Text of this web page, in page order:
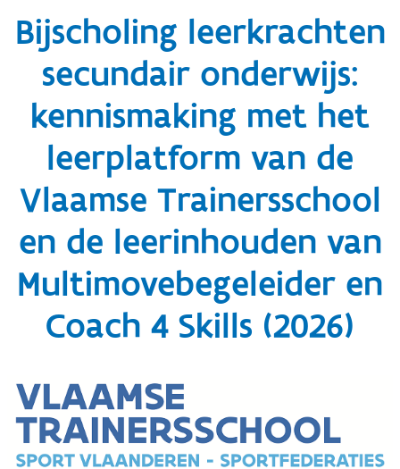
Bijscholing leerkrachten
secundair onderwijs:
kennismaking met het
leerplatform van de
Vlaamse Trainersschool
en de leerinhouden van
Multimovebegeleider en
Coach 4 Skills (2026)